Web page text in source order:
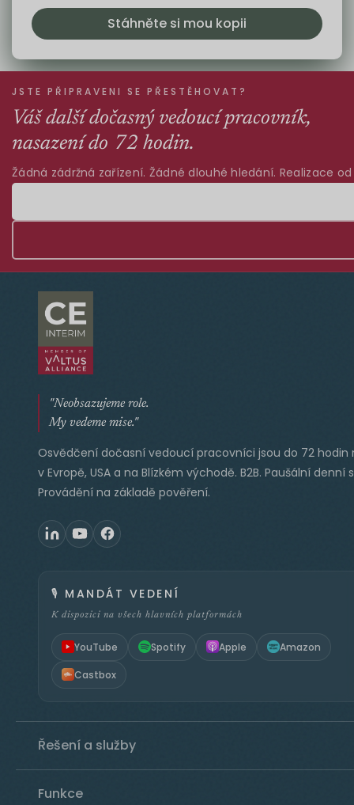
Stáhněte si mou kopii
JSTE PŘIPRAVENI SE PŘESTĚHOVAT?
Váš další dočasný vedoucí pracovník,
nasazení do 72 hodin.
Žádná zádržná zařízení. Žádné dlouhé hledání. Realizace
"Neobsazujeme role.
My vedeme mise."
Osvědčení dočasní vedoucí pracovníci jsou do 72 hodin
v Evropě, USA a na Blízkém východě. B2B. Paušální denní
Provádění na základě pověření.
🎙️ MANDÁT VEDENÍ
K dispozici na všech hlavních platformách
YouTube Spotify Apple Amazon
Castbox
Řešení a služby
Funkce